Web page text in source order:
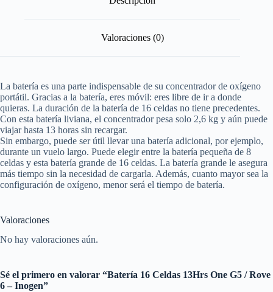
Valoraciones (0)
La batería es una parte indispensable de su concentrador de oxígeno
portátil. Gracias a la batería, eres móvil: eres libre de ir a donde
quieras. La duración de la batería de 16 celdas no tiene precedentes.
Con esta batería liviana, el concentrador pesa solo 2,6 kg y aún puede
viajar hasta 13 ​​horas sin recargar.
Sin embargo, puede ser útil llevar una batería adicional, por ejemplo,
durante un vuelo largo. Puede elegir entre la batería pequeña de 8
celdas y esta batería grande de 16 celdas. La batería grande le asegura
más tiempo sin la necesidad de cargarla. Además, cuanto mayor sea la
configuración de oxígeno, menor será el tiempo de batería.
Valoraciones
No hay valoraciones aún.
Sé el primero en valorar “Batería 16 Celdas 13Hrs One G5 / Rove
6 – Inogen”